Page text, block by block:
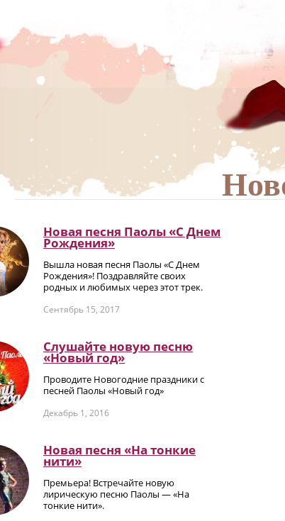
Новая песня Паолы «С Днем
Рождения»
Вышла новая песня Паолы «С Днем
Рождения»! Поздравляйте своих
родных и любимых через этот трек.
Сентябрь 15, 2017
Слушайте новую песню
«Новый год»
Проводите Новогодние праздники с
песней Паолы «Новый год»
Декабрь 1, 2016
Новая песня «На тонкие
нити»
Премьера! Встречайте новую
лирическую песню Паолы — «На
тонкие нити».